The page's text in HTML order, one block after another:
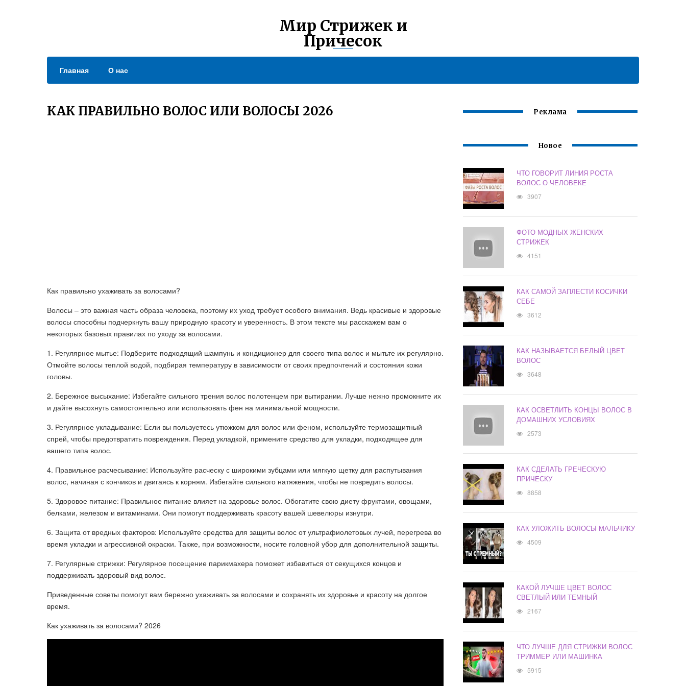
Мир Стрижек и
Причесок
Главная О нас
КАК ПРАВИЛЬНО ВОЛОС ИЛИ ВОЛОСЫ 2026
Как правильно ухаживать за волосами?
Волосы – это важная часть образа человека, поэтому их уход требует особого внимания. Ведь красивые и здоровые
волосы способны подчеркнуть вашу природную красоту и уверенность. В этом тексте мы расскажем вам о
некоторых базовых правилах по уходу за волосами.
1. Регулярное мытье: Подберите подходящий шампунь и кондиционер для своего типа волос и мытьте их регулярно.
Отмойте волосы теплой водой, подбирая температуру в зависимости от своих предпочтений и состояния кожи
головы.
2. Бережное высыхание: Избегайте сильного трения волос полотенцем при вытирании. Лучше нежно промокните их
и дайте высохнуть самостоятельно или использовать фен на минимальной мощности.
3. Регулярное укладывание: Если вы пользуетесь утюжком для волос или феном, используйте термозащитный
спрей, чтобы предотвратить повреждения. Перед укладкой, примените средство для укладки, подходящее для
вашего типа волос.
4. Правильное расчесывание: Используйте расческу с широкими зубцами или мягкую щетку для распутывания
волос, начиная с кончиков и двигаясь к корням. Избегайте сильного натяжения, чтобы не повредить волосы.
5. Здоровое питание: Правильное питание влияет на здоровье волос. Обогатите свою диету фруктами, овощами,
белками, железом и витаминами. Они помогут поддерживать красоту вашей шевелюры изнутри.
6. Защита от вредных факторов: Используйте средства для защиты волос от ультрафиолетовых лучей, перегрева во
время укладки и агрессивной окраски. Также, при возможности, носите головной убор для дополнительной защиты.
7. Регулярные стрижки: Регулярное посещение парикмахера поможет избавиться от секущихся концов и
поддерживать здоровый вид волос.
Приведенные советы помогут вам бережно ухаживать за волосами и сохранять их здоровье и красоту на долгое
время.
Как ухаживать за волосами? 2026
Реклама
Новое
ЧТО ГОВОРИТ ЛИНИЯ РОСТА
ВОЛОС О ЧЕЛОВЕКЕ
3907
ФОТО МОДНЫХ ЖЕНСКИХ
СТРИЖЕК
4151
КАК САМОЙ ЗАПЛЕСТИ КОСИЧКИ
СЕБЕ
3612
КАК НАЗЫВАЕТСЯ БЕЛЫЙ ЦВЕТ
ВОЛОС
3648
КАК ОСВЕТЛИТЬ КОНЦЫ ВОЛОС В
ДОМАШНИХ УСЛОВИЯХ
2573
КАК СДЕЛАТЬ ГРЕЧЕСКУЮ
ПРИЧЕСКУ
8858
КАК УЛОЖИТЬ ВОЛОСЫ МАЛЬЧИКУ
4509
КАКОЙ ЛУЧШЕ ЦВЕТ ВОЛОС
СВЕТЛЫЙ ИЛИ ТЕМНЫЙ
2167
ЧТО ЛУЧШЕ ДЛЯ СТРИЖКИ ВОЛОС
ТРИММЕР ИЛИ МАШИНКА
5915